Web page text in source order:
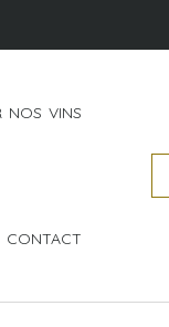
NOS VINS
CONTACT